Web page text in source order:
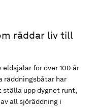
räddar liv till
för över 100 år
räddningsbåtar har
upp dygnet runt,
all sjöräddning i